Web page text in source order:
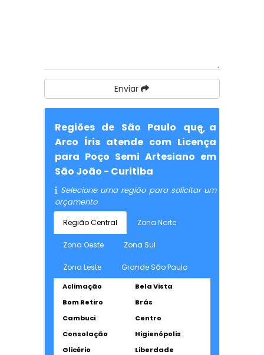
Enviar
Regiões de São Paulo que a
Arco Íris atende com Licença
para Poço Semi Artesiano em
São João - Curitiba
Selecione uma região para solicitar um
orçamento
Região Central Zona Norte
Zona Oeste Zona Sul
Zona Leste Grande São Paulo
Aclimação
Bela Vista
Bom Retiro
Brás
Cambuci
Centro
Consolação
Higienópolis
Glicério
Liberdade